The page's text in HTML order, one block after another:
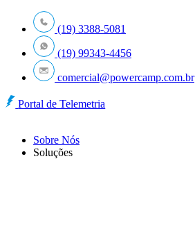
para
conteúdo
(19) 3388-5081
(19) 99343-4456
comercial@powercamp.com.br
Portal de Telemetria
Sobre Nós
Soluções